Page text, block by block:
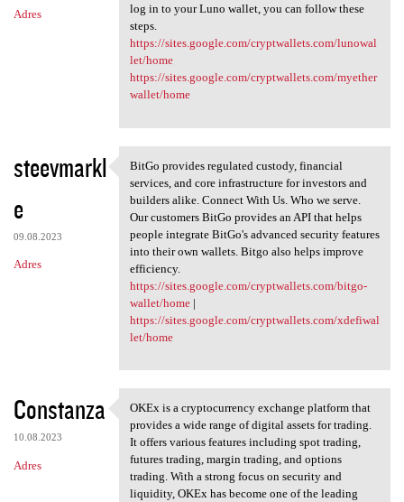
Adres
log in to your Luno wallet, you can follow these
steps.
https://sites.google.com/cryptwallets.com/lunowal
let/home
https://sites.google.com/cryptwallets.com/myether
wallet/home
steevmarkl
e
09.08.2023
Adres
BitGo provides regulated
BitGo provides regulated custody, financial
services, and core infrastructure for investors and
builders alike. Connect With Us. Who we serve.
Our customers BitGo provides an API that helps
people integrate BitGo's advanced security features
into their own wallets. Bitgo also helps improve
efficiency.
https://sites.google.com/cryptwallets.com/bitgo-
wallet/home|
https://sites.google.com/cryptwallets.com/xdefiwal
let/home
Constanza
10.08.2023
Adres
OKEx is a cryptocurrency
OKEx is a cryptocurrency exchange platform that
provides a wide range of digital assets for trading.
It offers various features including spot trading,
futures trading, margin trading, and options
trading. With a strong focus on security and
liquidity, OKEx has become one of the leading